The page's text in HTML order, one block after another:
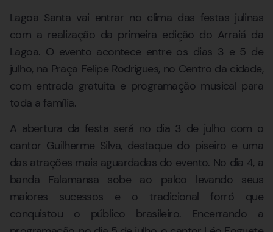
Lagoa Santa vai entrar no clima das festas julinas
com a realização da primeira edição do Arraiá da
Lagoa. O evento acontece entre os dias 3 e 5 de
julho, na Praça Felipe Rodrigues, no Centro da cidade,
com entrada gratuita e programação musical para
toda a família.
A abertura da festa será no dia 3 de julho com o
cantor Guilherme Silva, destaque do piseiro e uma
das atrações mais aguardadas do evento. No dia 4, a
banda Falamansa sobe ao palco levando seus
maiores sucessos e o tradicional forró que
conquistou o público brasileiro. Encerrando a